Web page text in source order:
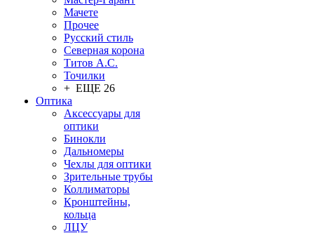
Мачете
Прочее
Русский стиль
Северная корона
Титов А.С.
Точилки
+ ЕЩЕ 26
Оптика
Аксессуары для
оптики
Бинокли
Дальномеры
Чехлы для оптики
Зрительные трубы
Коллиматоры
Кронштейны,
кольца
ЛЦУ